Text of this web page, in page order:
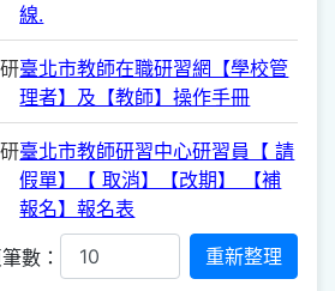
線.
臺北市教師在職研習網【學校管
理者】及【教師】操作手冊
臺北市教師研習中心研習員【 請
假單】【 取消】【改期】 【補
報名】報名表
數：